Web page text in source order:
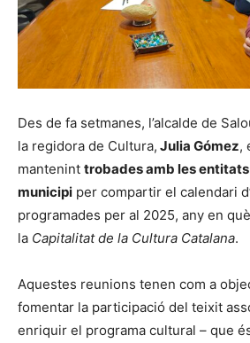
Des de fa setmanes, l’alcalde de
la regidora de Cultura, Julia Gómez,
mantenint trobades amb les
municipi per compartir el calendari
programades per al 2025, any en
la Capitalitat de la Cultura Catalana.
Aquestes reunions tenen com a
fomentar la participació del teixit
enriquir el programa cultural – que